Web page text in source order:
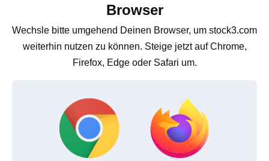
Browser
Wechsle bitte umgehend Deinen Browser, um stock3.com
weiterhin nutzen zu können. Steige jetzt auf Chrome,
Firefox, Edge oder Safari um.